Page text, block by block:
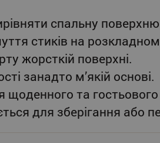
спальну
стиків на
жорсткій поверхні.
занадто м’якій основі.
щоденного та
для зберігання або